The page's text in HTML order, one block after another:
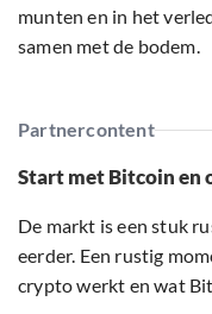
munten en in het
samen met de bodem.
Partnercontent
Start met Bitcoin en
De markt is een stuk
eerder. Een rustig
crypto werkt en wat